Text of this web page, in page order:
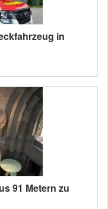
in
91 Metern zu